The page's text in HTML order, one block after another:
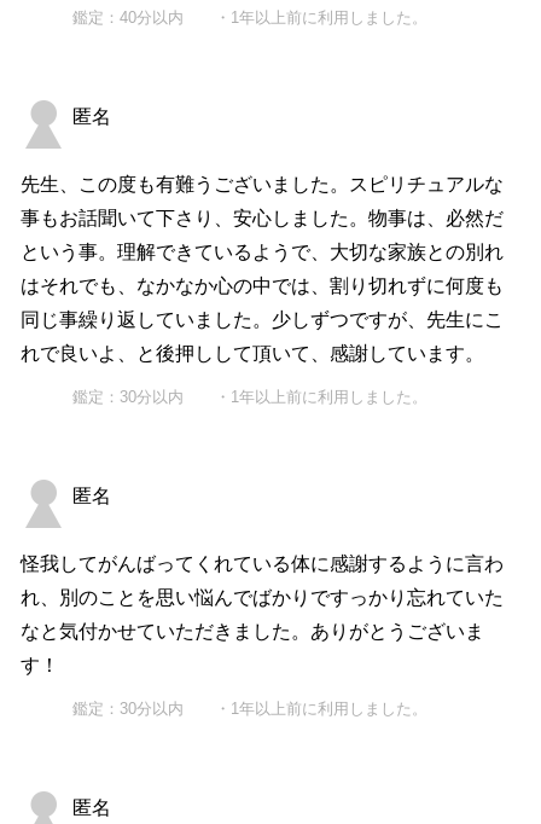
鑑定：40分以内 ・1年以上前に利用しました。
匿名
先生、この度も有難うございました。スピリチュアルな
事もお話聞いて下さり、安心しました。物事は、必然だ
という事。理解できているようで、大切な家族との別れ
はそれでも、なかなか心の中では、割り切れずに何度も
同じ事繰り返していました。少しずつですが、先生にこ
れで良いよ、と後押しして頂いて、感謝しています。
鑑定：30分以内 ・1年以上前に利用しました。
匿名
怪我してがんばってくれている体に感謝するように言わ
れ、別のことを思い悩んでばかりですっかり忘れていた
なと気付かせていただきました。ありがとうございま
す！
鑑定：30分以内 ・1年以上前に利用しました。
匿名